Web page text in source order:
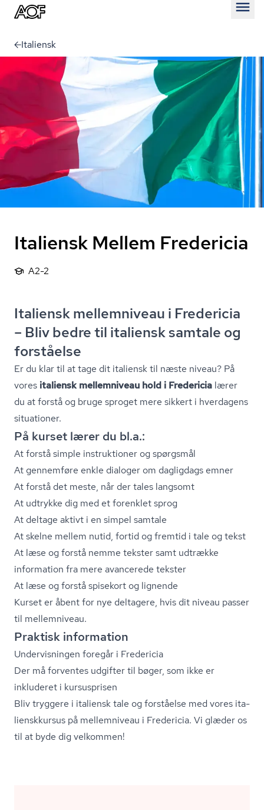
Italiensk
Italiensk Mellem Fredericia
A2-2
Italiensk mellemniveau i Fredericia
– Bliv bedre til italiensk samtale og
forståelse
Er du klar til at tage dit italiensk til næste niveau? På
vores italiensk mellemniveau hold i Fredericia lærer
du at forstå og bruge sproget mere sikkert i hverdagens
situationer.
På kurset lærer du bl.a.:
At forstå simple instruktioner og spørgsmål
At gennemføre enkle dialoger om dagligdags emner
At forstå det meste, når der tales langsomt
At udtrykke dig med et forenklet sprog
At deltage aktivt i en simpel samtale
At skelne mellem nutid, fortid og fremtid i tale og tekst
At læse og forstå nemme tekster samt udtrække
information fra mere avancerede tekster
At læse og forstå spisekort og lignende
Kurset er åbent for nye deltagere, hvis dit niveau passer
til mellemniveau.
Praktisk information
Undervisningen foregår i Fredericia
Der må forventes udgifter til bøger, som ikke er
inkluderet i kursusprisen
Bliv tryggere i italiensk tale og forståelse med vores ita­
li­ensk­kur­sus på mellemniveau i Fredericia. Vi glæder os
til at byde dig velkommen!